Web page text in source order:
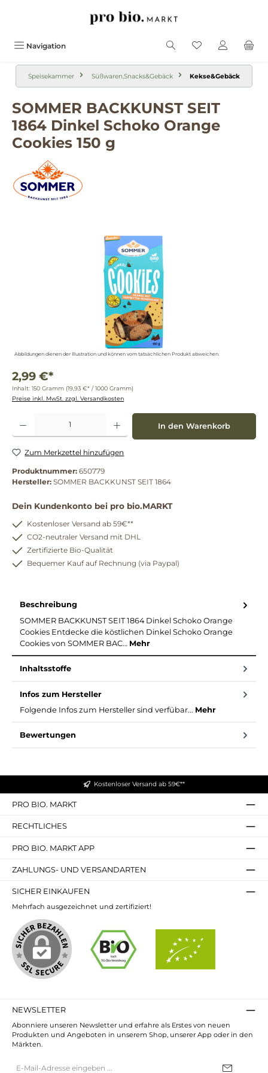
Navigation
Speisekammer Süßwaren,Snacks&Gebäck Kekse&Gebäck
SOMMER BACKKUNST SEIT
1864 Dinkel Schoko Orange
Cookies 150 g
Abbildungen dienen der Illustration und können vom tatsächlichen Produkt abweichen.
2,99 €*
Inhalt: 150 Gramm (19,93 €* / 1000 Gramm)
Preise inkl. MwSt. zzgl. Versandkosten
Produkt Anzahl: Gib den gewünschten Wert ein oder benutze die Schaltflächen um
In den Warenkorb
Zum Merkzettel hinzufügen
Produktnummer: 650779
Hersteller: SOMMER BACKKUNST SEIT 1864
Dein Kundenkonto bei pro bio.MARKT
Kostenloser Versand ab 59€**
CO2-neutraler Versand mit DHL
Zertifizierte Bio-Qualität
Bequemer Kauf auf Rechnung (via Paypal)
Beschreibung
SOMMER BACKKUNST SEIT 1864 Dinkel Schoko Orange
Cookies Entdecke die köstlichen Dinkel Schoko Orange
Cookies von SOMMER BAC… Mehr
Inhaltsstoffe
Infos zum Hersteller
Folgende Infos zum Hersteller sind verfübar... Mehr
Bewertungen
Kostenloser Versand ab 59€**
PRO BIO. MARKT
RECHTLICHES
PRO BIO. MARKT APP
ZAHLUNGS- UND VERSANDARTEN
SICHER EINKAUFEN
Mehrfach ausgezeichnet und zertifiziert!
NEWSLETTER
Abonniere unseren Newsletter und erfahre als Erstes von neuen
Produkten und Angeboten in unserem Shop, unserer App oder in den
Märkten.
Mail-